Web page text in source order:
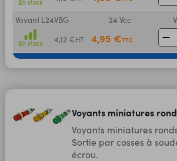
En stock
Voyant L24VBG 24 Vcc
En stock 4,12 €HT 4,95 €TTC
Voyants miniatures
Voyants miniatures
Sortie par cosses à
écrou.